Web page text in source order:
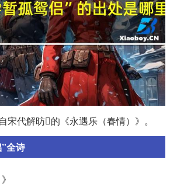
宋代解昉的《永遇乐（春情）》。
全诗